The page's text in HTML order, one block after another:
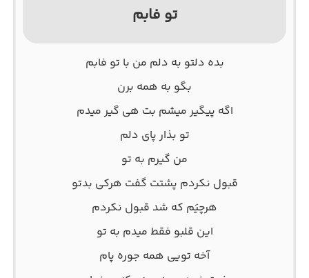
تو فابم
بده دلتو به دلم من با تو فابم
بگو به همه برن
اگه پیگیر میشم بت هی گیر میدم
تو بذار پای دلم
من گیرم به تو
قبول نکردم پشتت گفت هرکی بدتو
هرچیَم که شد قبول نکردم
این قلبو فقط میدم به تو
آخه تویی همه جوره پام